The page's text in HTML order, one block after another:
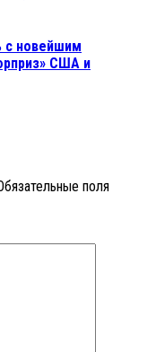
с новейшим
США и
поля